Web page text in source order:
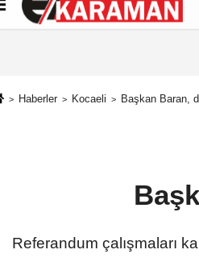
Künye İletişim Çerez Politikası
Haberler Kocaeli Başkan Baran,
Referandum çalışmaları